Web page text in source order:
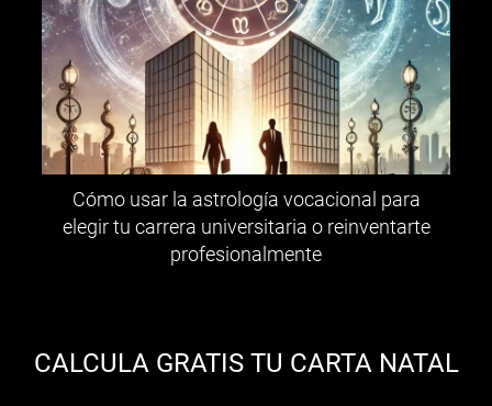
Cómo usar la astrología vocacional para
elegir tu carrera universitaria o reinventarte
profesionalmente
CALCULA GRATIS TU CARTA NATAL